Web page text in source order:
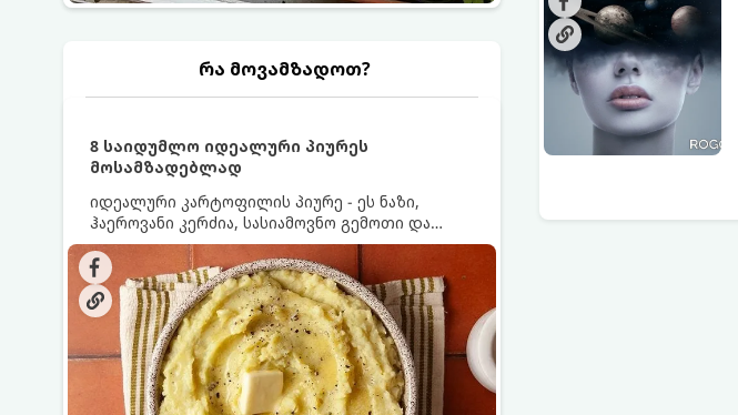
რა მოვამზადოთ?
8 საიდუმლო იდეალური პიურეს
მოსამზადებლად
იდეალური კარტოფილის პიურე - ეს ნაზი,
ჰაეროვანი კერძია, სასიამოვნო გემოთი და
ნაღების-მოყვითალო ფერით. მისი მომზადება
ძალიან მარტივია, მაგრამ არსებობს რამდენიმე
საიდუმლო, რომლებიც უნდა იცოდეთ, რომ
პიურე იდეალურად გემრიელი გამოვიდეს.